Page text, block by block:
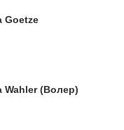
Goetze
Wahler (Волер)